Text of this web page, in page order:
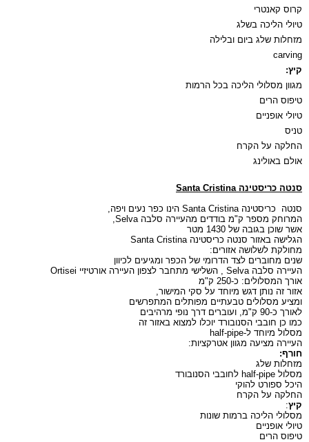
קרוס קאנטרי
טיולי הליכה בשלג
מזחלות שלג ביום ובלילה
carving
קיץ:
מגוון מסלולי הליכה בכל הרמות
טיפוס הרים
טיולי אופניים
טניס
החלקה על הקרח
אולם באולינג
סנטה כריסטינה Santa Cristina
סנטה
כריסטינה Santa Cristina הינו כפר נעים ויפה,
המרוחק מספר ק"מ בודדים מהעיירה סלבה Selva
אשר שוכן בגובה של 1430 מטר
הגלישה באזור סנטה כריסטינה Santa Cristina
מחולקת לשלושה אזורים:
שנים מחוברים לצד הדרומי של הכפר ומגיעים לכיוון
העיירה סלבה Selva , השלישי מתחבר לצפון העיירה אורטיזיי Ortisei
אורך המסלולים: כ-250 ק"מ
אזור זה נותן דגש מיוחד על סקי המישור,
ומציע מסלולים טבעתיים מפותלים המתפרשים
לאורך כ-90 ק"מ
, ועוברים דרך נופי מרהיבים
כמו כן חובבי הסנובורד יוכלו למצוא באזור זה
מסלול מיוחד ל-half-pipe
העיירה מציעה מגוון אטרקציות:
חורף:
מזחלות שלג
מסלול half-pipe לחובבי הסנובורד
היכל ספורט להוקי
החלקה על הקרח
קיץ:
מסלולי הליכה ברמות שונות
טיולי אופניים
טיפוס הרים